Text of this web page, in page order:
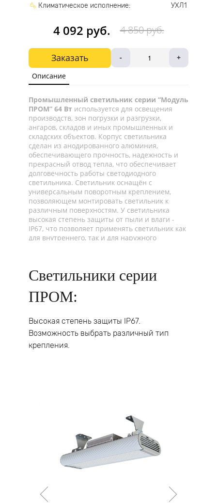
4 092 руб. 4 850 руб.
Заказать - +
Климатическое исполнение:
УХЛ1
Описание
Промышленный светильник серии “Модуль
ПРОМ” 64 Вт используется для освещения
производств, зон погрузки и разгрузки,
ангаров, складов и иных промышленных и
складских объектов. Корпус светильника
сделан из анодированного алюминия,
обеспечивающего прочность, надежность и
прекрасный отвод тепла, что обеспечивает
долговечность работы светодиодного
светильника. Светильник оснащён с
универсальным поворотным креплением,
позволяющем монтировать светильник к
различным поверхностям. У светильника
высокая степень защиты от пыли и влаги -
IP67, что позволяет применять светильник как
для внутреннего, так и для наружного
защиту светильника от перегрева;
защиту от высокого напряжения;
защиту от КЗ (короткого замыкания);
имеет гальваническую изоляцию;
соответствует стандартам по
электромагнитной совместимости.
Светильники серии
ПРОМ:
Высокая степень защиты IP67.
Возможность выбрать различный тип
крепления.